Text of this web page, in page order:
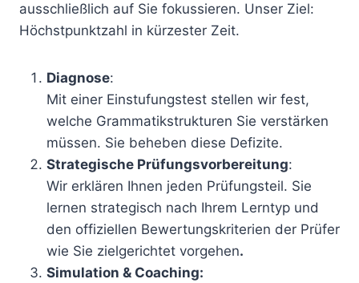
ausschließlich auf Sie fokussieren. Unser Ziel:
Höchstpunktzahl in kürzester Zeit.
Diagnose:
Mit einer Einstufungstest stellen wir fest,
welche Grammatikstrukturen Sie verstärken
müssen. Sie beheben diese Defizite.
Strategische Prüfungsvorbereitung:
Wir erklären Ihnen jeden Prüfungsteil. Sie
lernen strategisch nach Ihrem Lerntyp und
den offiziellen Bewertungskriterien der Prüfer
wie Sie zielgerichtet vorgehen.
Simulation & Coaching: